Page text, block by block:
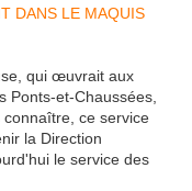
qui œuvrait aux
Ponts-et-Chaussées,
ce service
la Direction
le service des